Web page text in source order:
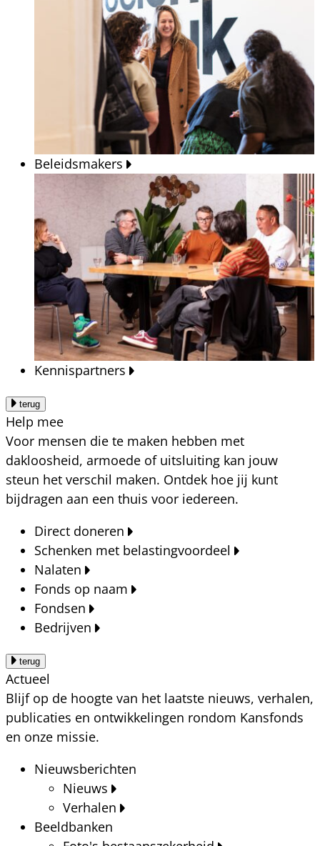
Beleidsmakers
Kennispartners
terug
Help mee
Voor mensen die te maken hebben met
dakloosheid, armoede of uitsluiting kan jouw
steun het verschil maken. Ontdek hoe jij kunt
bijdragen aan een thuis voor iedereen.
Direct doneren
Schenken met belastingvoordeel
Nalaten
Fonds op naam
Fondsen
Bedrijven
terug
Actueel
Blijf op de hoogte van het laatste nieuws, verhalen,
publicaties en ontwikkelingen rondom Kansfonds
en onze missie.
Nieuwsberichten
Nieuws
Verhalen
Beeldbanken